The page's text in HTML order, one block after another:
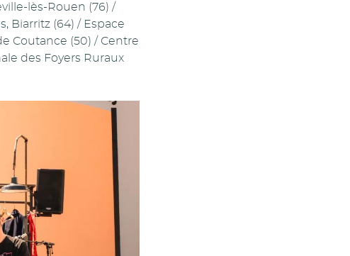
lès-Rouen (76) /
Biarritz (64) / Espace
Coutance (50) / Centre
des Foyers Ruraux